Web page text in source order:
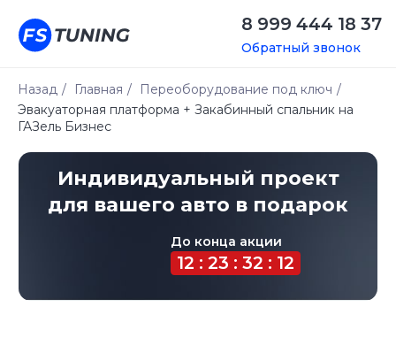
8 999 444 18 37
Обратный звонок
Назад / Главная / Переоборудование под ключ /
Эвакуаторная платформа + Закабинный спальник на
ГАЗель Бизнес
Индивидуальный проект
До конца акции
12 : 23 : 32 : 12